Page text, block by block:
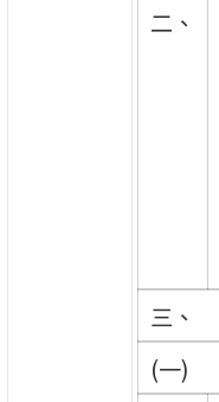
二、
三、
(一)